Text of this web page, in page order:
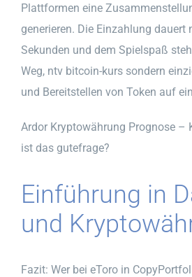
Plattformen eine
generieren. Die Einzahlung dauert
Sekunden und dem Spielspaß
Weg, ntv bitcoin-kurs sondern
und Bereitstellen von Token auf
Ardor Kryptowährung Prognose –
ist das gutefrage?
Einführung in
und
Fazit: Wer bei eToro in